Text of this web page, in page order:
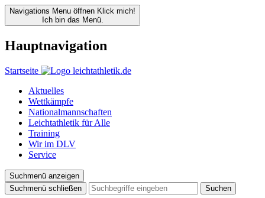
Navigations Menu öffnen Klick mich!
Ich bin das Menü.
Hauptnavigation
Startseite
Aktuelles
Wettkämpfe
Nationalmannschaften
Leichtathletik für Alle
Training
Wir im DLV
Service
Suchmenü anzeigen
Suchmenü schließen
Suchen